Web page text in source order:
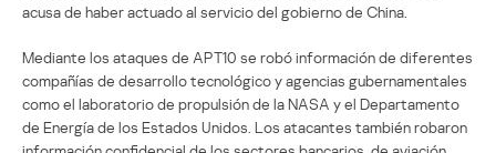
acusa de haber actuado al servicio del gobierno de China.
Mediante los ataques de APT10 se robó información de diferentes
compañías de desarrollo tecnológico y agencias gubernamentales
como el laboratorio de propulsión de la NASA y el Departamento
de Energía de los Estados Unidos. Los atacantes también robaron